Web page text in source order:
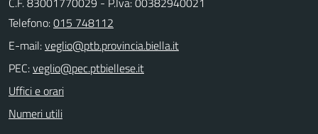
Telefono:015 748112
E-mail:
PEC:
Uffici e orari
Numeri utili